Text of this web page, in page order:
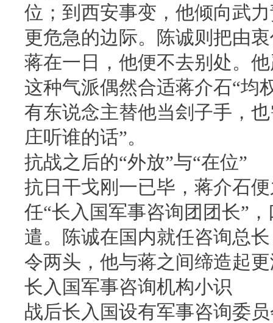
位；到西安事变，他倾向武
更危急的边际。陈诚则把由
蒋在一日，他便不去别处。
这种气派偶然合适蒋介石“
有东说念主替他当刽子手，
庄听谁的话”。
抗战之后的“外放”与“在位”
抗日干戈刚一已毕，蒋介石
任“长入国军事咨询团团长”
遣。陈诚在国内就任咨询总
令两头，他与蒋之间缔造起
长入国军事咨询机构小识
战后长入国设有军事咨询委